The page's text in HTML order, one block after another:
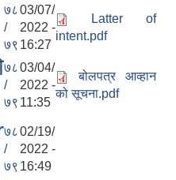
७८
/
७९
03/07/
2022 -
16:27
Latter of
intent.pdf
७८
/
७९
03/04/
2022 -
11:35
बोलपत्र आव्हान
को सूचना.pdf
७८
/
७९
02/19/
2022 -
16:49